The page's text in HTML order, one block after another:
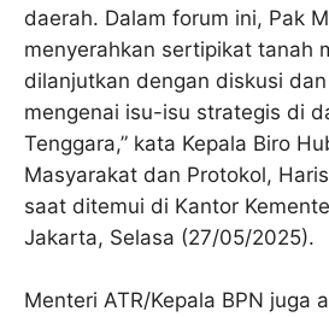
daerah. Dalam forum ini, Pak
menyerahkan sertipikat tanah
dilanjutkan dengan diskusi
mengenai isu-isu strategis di
Tenggara,” kata Kepala Biro
Masyarakat dan Protokol,
saat ditemui di Kantor
Jakarta, Selasa (27/05/2025).
Menteri ATR/Kepala BPN juga